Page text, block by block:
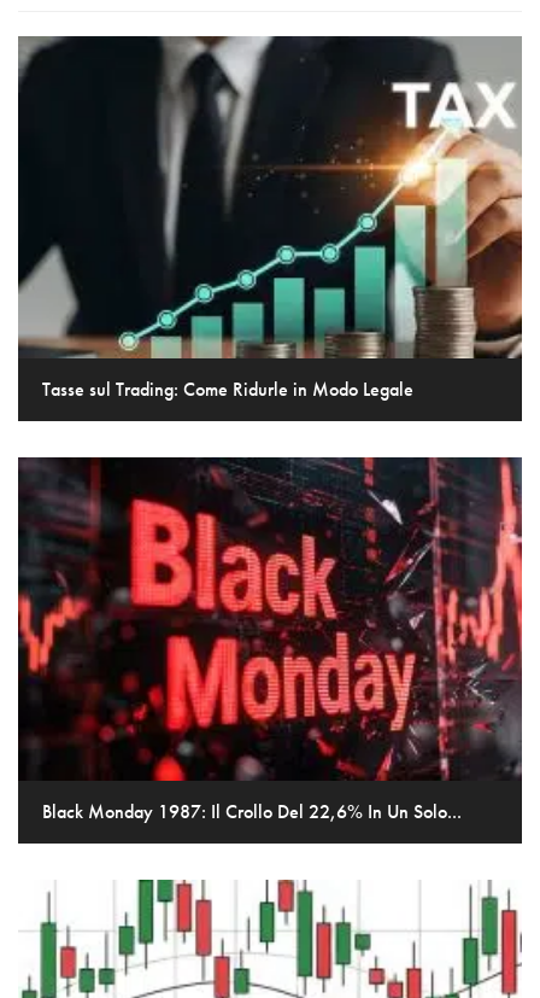
Tasse sul Trading: Come Ridurle in Modo Legale
Black Monday 1987: Il Crollo Del 22,6% In Un Solo...